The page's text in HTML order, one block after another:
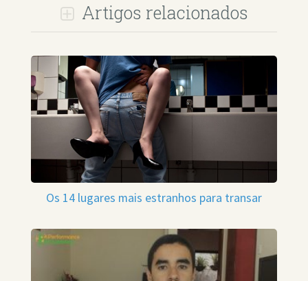
Artigos relacionados
Os 14 lugares mais estranhos para transar